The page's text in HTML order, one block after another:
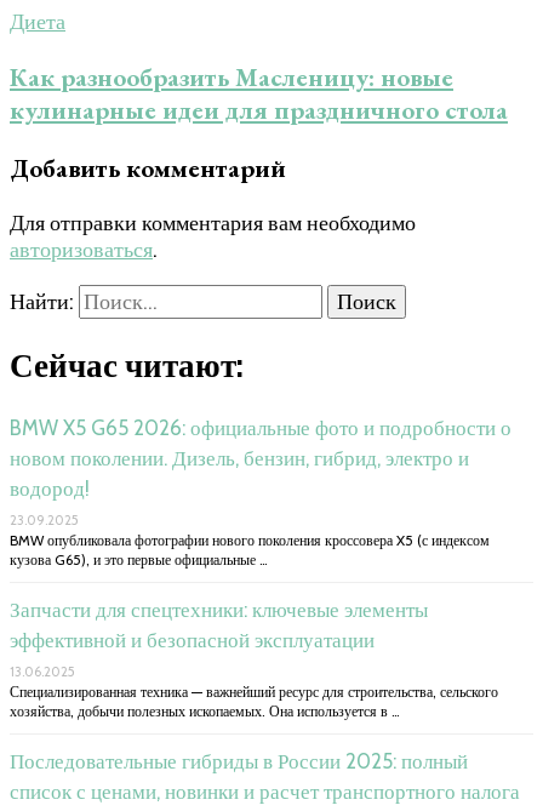
Диета
Как разнообразить Масленицу: новые
кулинарные идеи для праздничного стола
Добавить комментарий
Для отправки комментария вам необходимо
авторизоваться.
Найти:
Сейчас читают:
BMW X5 G65 2026: официальные фото и подробности о
новом поколении. Дизель, бензин, гибрид, электро и
водород!
23.09.2025
BMW опубликовала фотографии нового поколения кроссовера X5 (с индексом
кузова G65), и это первые официальные …
Запчасти для спецтехники: ключевые элементы
эффективной и безопасной эксплуатации
13.06.2025
Специализированная техника — важнейший ресурс для строительства, сельского
хозяйства, добычи полезных ископаемых. Она используется в …
Последовательные гибриды в России 2025: полный
список с ценами, новинки и расчет транспортного налога